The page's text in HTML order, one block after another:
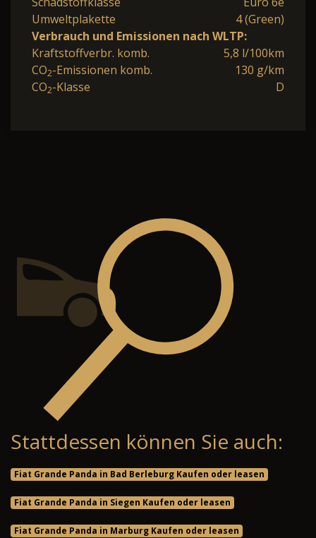
Umweltplakette
4 (Green)
Verbrauch und Emissionen nach WLTP:
Kraftstoffverbr. komb.
5,8 l/100km
CO2-Emissionen komb.
130 g/km
CO2-Klasse D
Stattdessen können Sie auch:
Fiat Grande Panda in Bad Berleburg Kaufen oder leasen
Fiat Grande Panda in Siegen Kaufen oder leasen
Fiat Grande Panda in Marburg Kaufen oder leasen